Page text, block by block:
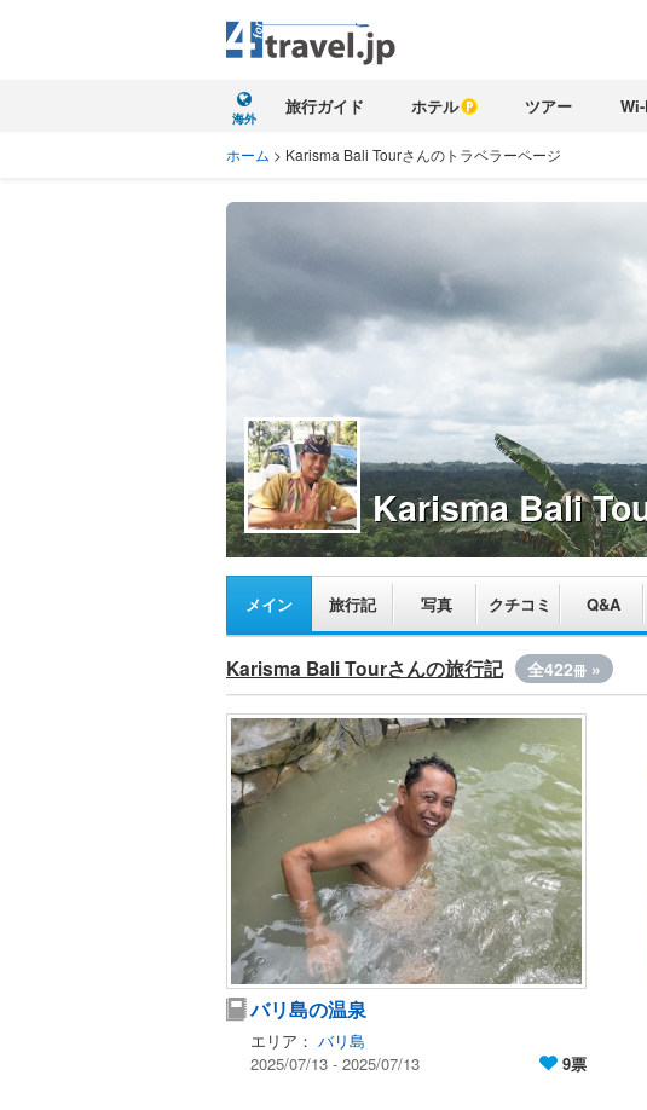
海外
旅行ガイド ホテル ツアー
ホーム > Karisma Bali Tourさんのトラベラーページ
Karisma Bali
メイン 旅行記 写真 クチコミ Q&A
Karisma Bali Tourさんの旅行記 全422冊 »
バリ島の温泉
エリア： バリ島
2025/07/13 - 2025/07/13
9票